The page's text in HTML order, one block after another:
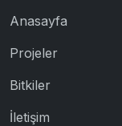
Anasayfa
Projeler
Bitkiler
İletişim